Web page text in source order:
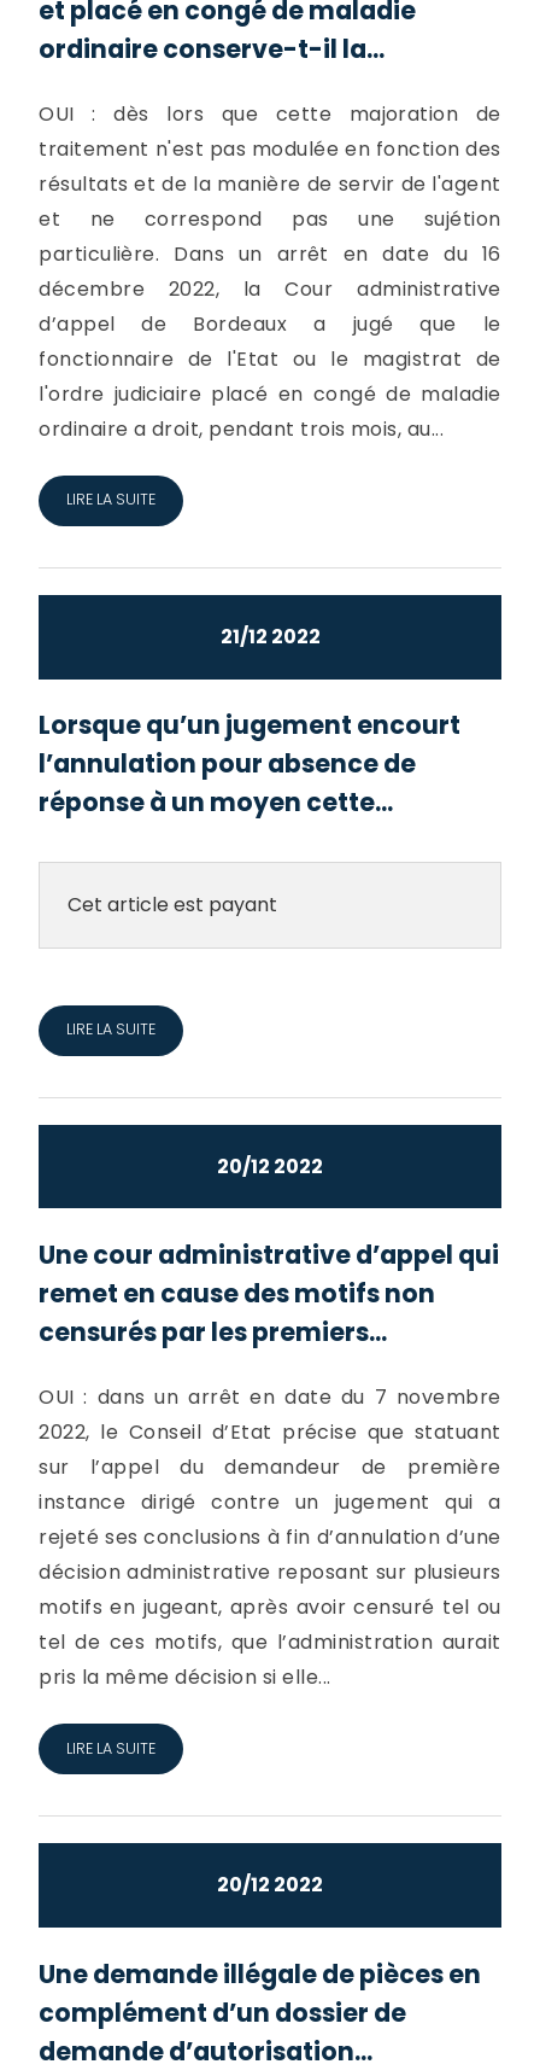
et placé en congé de maladie
ordinaire conserve-t-il la...
OUI : dès lors que cette majoration de
traitement n'est pas modulée en fonction des
résultats et de la manière de servir de l'agent
et ne correspond pas une sujétion
particulière. Dans un arrêt en date du 16
décembre 2022, la Cour administrative
d’appel de Bordeaux a jugé que le
fonctionnaire de l'Etat ou le magistrat de
l'ordre judiciaire placé en congé de maladie
ordinaire a droit, pendant trois mois, au...
LIRE LA SUITE
21/12 2022
Lorsque qu’un jugement encourt
l’annulation pour absence de
réponse à un moyen cette...
Cet article est payant
LIRE LA SUITE
20/12 2022
Une cour administrative d’appel qui
remet en cause des motifs non
censurés par les premiers...
OUI : dans un arrêt en date du 7 novembre
2022, le Conseil d’Etat précise que statuant
sur l’appel du demandeur de première
instance dirigé contre un jugement qui a
rejeté ses conclusions à fin d’annulation d’une
décision administrative reposant sur plusieurs
motifs en jugeant, après avoir censuré tel ou
tel de ces motifs, que l’administration aurait
pris la même décision si elle...
LIRE LA SUITE
20/12 2022
Une demande illégale de pièces en
complément d’un dossier de
demande d’autorisation...